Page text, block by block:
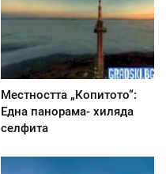
Местността „Копитото“:
Една панорама- хиляда
селфита